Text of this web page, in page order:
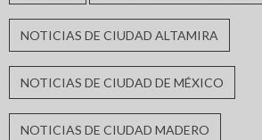
NOTICIAS DE CIUDAD ALTAMIRA
NOTICIAS DE CIUDAD DE MÉXICO
NOTICIAS DE CIUDAD MADERO